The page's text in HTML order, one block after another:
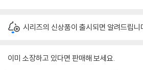
시리즈의 신상품이 출시되면 알려드립니
이미 소장하고 있다면 판매해 보세요.